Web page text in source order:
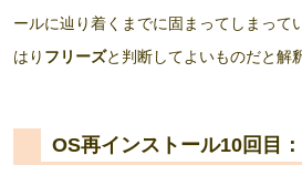
ールに辿り着くまでに固まってしまって
はり フリーズと判断してよいものだと解
OS再インストール10回目：